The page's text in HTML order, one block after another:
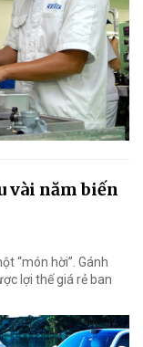
vài năm biến
“món hời”. Gánh
lợi thế giá rẻ ban